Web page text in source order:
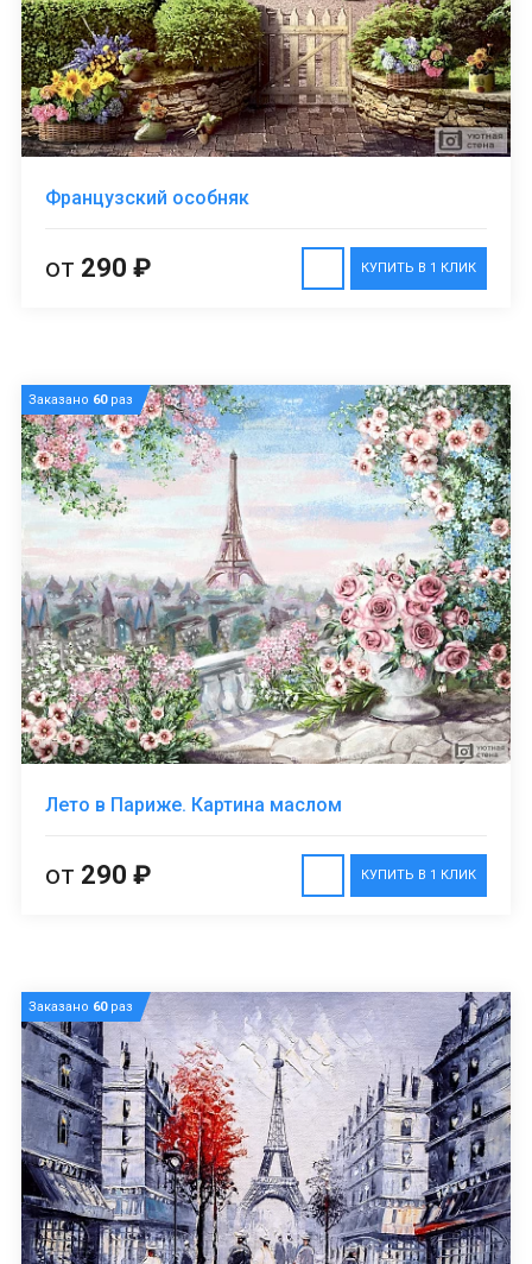
Французский особняк
КУПИТЬ В 1 КЛИК
от 290 ₽
Заказано 60раз
Лето в Париже. Картина маслом
КУПИТЬ В 1 КЛИК
от 290 ₽
Заказано 60раз